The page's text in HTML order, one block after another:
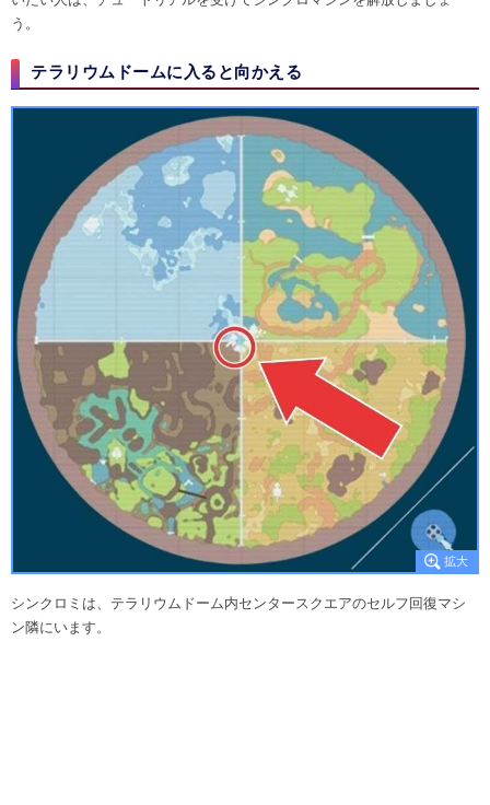
う。
テラリウムドームに入ると向かえる
シンクロミは、テラリウムドーム内センタースクエアのセルフ回復マシ
ン隣にいます。